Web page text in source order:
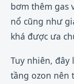
bơm thêm gas
nổ cũng như
khá được ưa
Tuy nhiên, đây
tầng ozon nên